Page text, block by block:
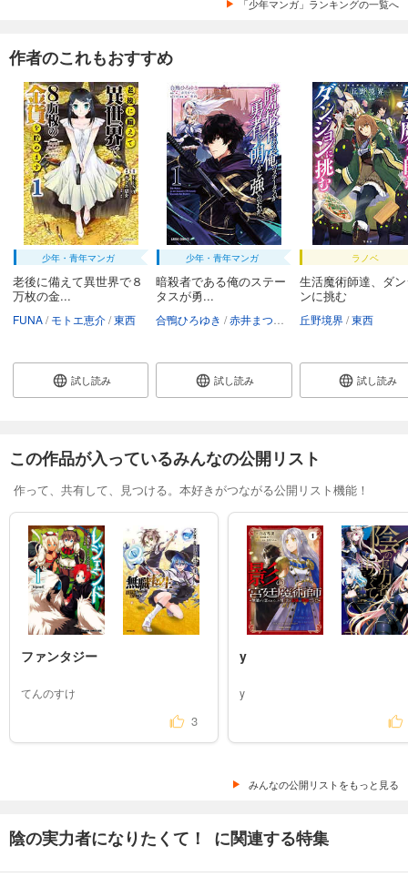
「少年マンガ」ランキングの一覧へ
作者のこれもおすすめ
少年・青年マンガ
老後に備えて異世界で８
万枚の金...
FUNA モトエ恵介 東西
試し読み
少年・青年マンガ
暗殺者である俺のステー
タスが勇...
合鴨ひろゆき 赤井まつり 東西
試し読み
ラノベ
生活魔術師達、ダ
ンに挑む
丘野境界 東西
試し読み
この作品が入っているみんなの公開リスト
作って、共有して、見つける。本好きがつながる公開リスト機能！
ファンタジー
てんのすけ
3
y
y
みんなの公開リストをもっと見る
陰の実力者になりたくて！ に関連する特集